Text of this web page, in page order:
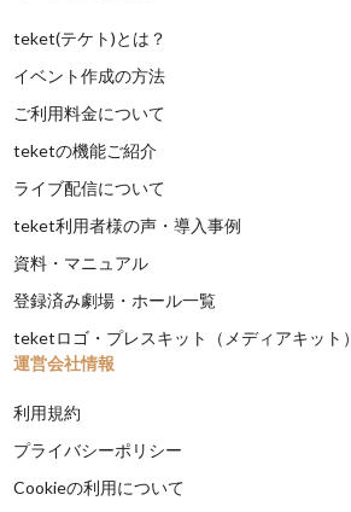
teket(テケト)とは？
イベント作成の方法
ご利用料金について
teketの機能ご紹介
ライブ配信について
teket利用者様の声・導入事例
資料・マニュアル
登録済み劇場・ホール一覧
teketロゴ・プレスキット（メディアキット）
運営会社情報
利用規約
プライバシーポリシー
Cookieの利用について